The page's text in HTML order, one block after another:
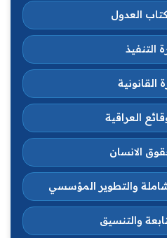
العدول
التنفيذ
القانونية
العراقية
الانسان
والتطوير المؤسسي
والتنسيق